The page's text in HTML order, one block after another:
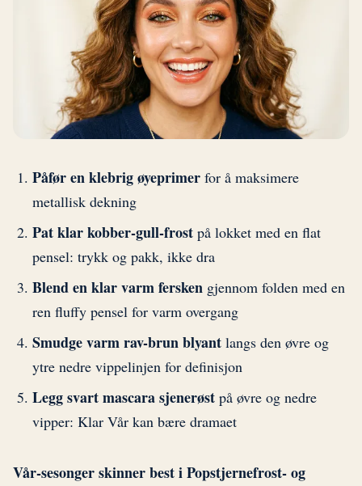
Påfør en klebrig øyeprimer for å maksimere
metallisk dekning
Pat klar kobber-gull-frost på lokket med en flat
pensel: trykk og pakk, ikke dra
Blend en klar varm fersken gjennom folden med en
ren fluffy pensel for varm overgang
Smudge varm rav-brun blyant langs den øvre og
ytre nedre vippelinjen for definisjon
Legg svart mascara sjenerøst på øvre og nedre
vipper: Klar Vår kan bære dramaet
Vår-sesonger skinner best i Popstjernefrost- og